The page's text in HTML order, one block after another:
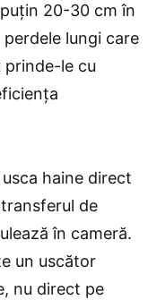
20-30 cm în
lungi care
prinde-le cu
haine direct
de
în cameră.
un uscător
nu direct pe